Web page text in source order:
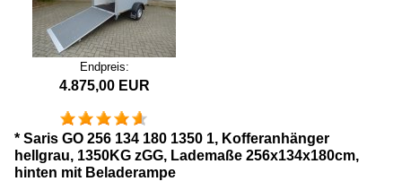
Endpreis:
4.875,00 EUR
* Saris GO 256 134 180 1350 1, Kofferanhänger
hellgrau, 1350KG zGG, Lademaße 256x134x180cm,
hinten mit Beladerampe